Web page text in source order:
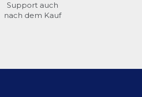
Support auch
nach dem Kauf